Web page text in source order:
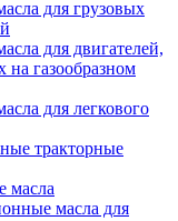
для грузовых
для двигателей,
на газообразном
для легкового
тракторные
масла
масла для